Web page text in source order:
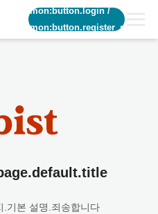
common:button.login/
common:button.register_short
.기본 설명.죄송합니다